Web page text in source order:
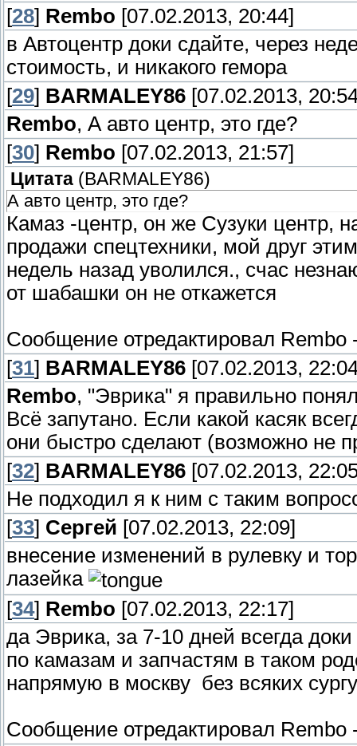
[28] Rembo [07.02.2013, 20:44]
в Автоцентр доки сдайте, через
стоимость, и никакого гемора
[29] BARMALEY86 [07.02.2013,
Rembo, А авто центр, это где?
[30] Rembo [07.02.2013, 21:57]
Цитата ( BARMALEY86)
А авто центр, это где?
Камаз -центр, он же Сузуки центр,
продажи спецтехники, мой друг
недель назад уволился., счас
от шабашки он не откажется
Сообщение отредактировал Rembo
[31] BARMALEY86 [07.02.2013,
Rembo, "Эврика" я правильно
Всё запутано. Если какой касяк
они быстро сделают (возможно не
[32] BARMALEY86 [07.02.2013,
Не подходил я к ним с таким
[33] Сергей [07.02.2013, 22:09]
внесение изменений в рулевку и
лазейка
[34] Rembo [07.02.2013, 22:17]
да Эврика, за 7-10 дней всегда
по камазам и запчастям в таком
напрямую в москву без всяких
Сообщение отредактировал Rembo